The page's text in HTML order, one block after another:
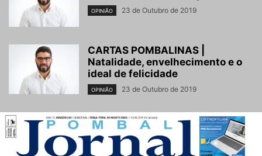
OPINIÃO 23 de Outubro de 2019
CARTAS POMBALINAS |
Natalidade, envelhecimento e o
ideal de felicidade
OPINIÃO 23 de Outubro de 2019